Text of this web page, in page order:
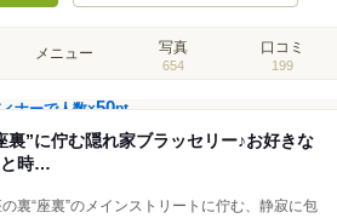
メニュー 写真
654
口コミ
199
ナーで人数×50pt
裏”に佇む隠れ家ブラッセリー♪お好きな
と時…
裏“座裏”のメインストリートに佇む、静寂に包